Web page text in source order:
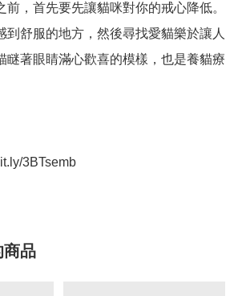
前，首先要先讓貓咪對你的戒心降低。
到舒服的地方，然後尋找愛貓樂於讓人
瞇著眼睛滿心歡喜的模樣，也是養貓療
3BTsemb
商品